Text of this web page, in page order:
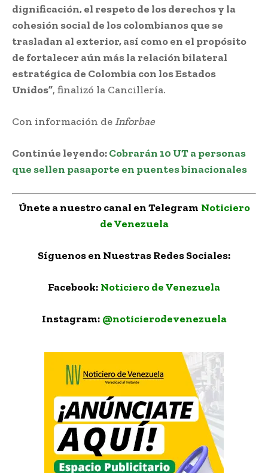
dignificación, el respeto de los derechos y la
cohesión social de los colombianos que se
trasladan al exterior, así como en el propósito
de fortalecer aún más la relación bilateral
estratégica de Colombia con los Estados
Unidos”, finalizó la Cancillería.
Con información de Inforbae
Continúe leyendo:Cobrarán 10 UT a personas
que sellen pasaporte en puentes binacionales
Únete a nuestro canal en Telegram Noticiero
de Venezuela
Síguenos en Nuestras Redes Sociales:
Facebook: Noticiero de Venezuela
Instagram: @noticierodevenezuela